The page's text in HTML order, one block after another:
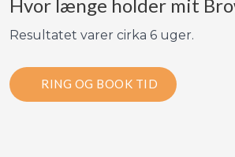
Hvor længe holder mit
Resultatet varer cirka 6 uger.​
RING OG BOOK TID